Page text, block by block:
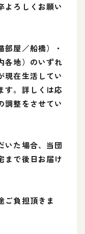
よろしくお願い
屋／船橋）・
各地）のいずれ
現在生活してい
す。詳しくは応
調整をさせてい
いた場合、当団
まで後日お届け
ご負担頂きま